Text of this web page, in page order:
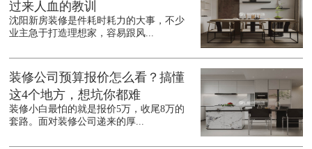
过来人血的教训
沈阳新房装修是件耗时耗力的大事，不少
业主急于打造理想家，容易跟风...
装修公司预算报价怎么看？搞懂
这4个地方，想坑你都难
装修小白最怕的就是报价5万，收尾8万的
套路。面对装修公司递来的厚...